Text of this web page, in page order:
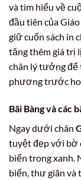
và tìm hiểu về
đầu tiên của
giữ cuốn sách in
tăng thêm giá trị
chân lý tưởng để
phương trước
Bãi Bàng và các
Ngay dưới chân
tuyệt đẹp với bờ
biển trong xanh.
biển, thư giãn và